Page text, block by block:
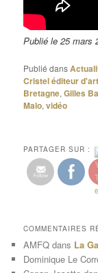
Publié le 25 mars
Publié dans
Cristel éditeur d'art
Bretagne,Gilles
Malo,vidéo
PARTAGER SUR :
COMMENTAIRES
AMFQ dans La
Dominique Le